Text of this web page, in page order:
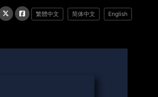
繁體中文 简体中文 English